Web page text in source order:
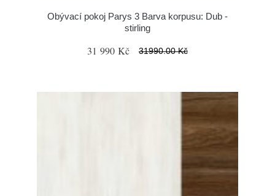
Obývací pokoj Parys 3 Barva korpusu: Dub -
stirling
31 990 Kč 31990.00 Kč